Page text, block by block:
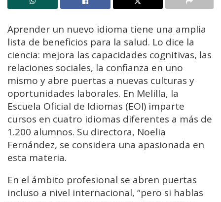
Aprender un nuevo idioma tiene una amplia
lista de beneficios para la salud. Lo dice la
ciencia: mejora las capacidades cognitivas, las
relaciones sociales, la confianza en uno
mismo y abre puertas a nuevas culturas y
oportunidades laborales. En Melilla, la
Escuela Oficial de Idiomas (EOI) imparte
cursos en cuatro idiomas diferentes a más de
1.200 alumnos. Su directora, Noelia
Fernández, se considera una apasionada en
esta materia.
En el ámbito profesional se abren puertas
incluso a nivel internacional, “pero si hablas